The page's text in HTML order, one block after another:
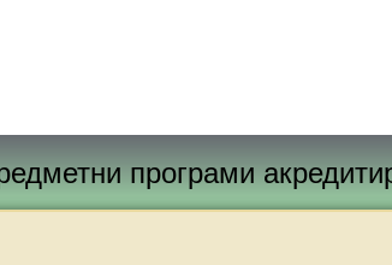
програми